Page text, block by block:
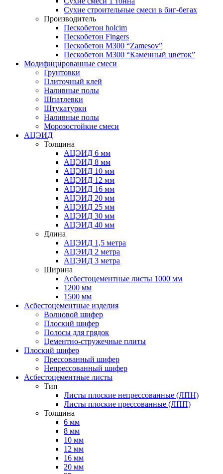
Сухие строительные смеси в биг-бегах
Производитель
Пескобетон holcim
Пескобетон Fingers
Пескобетон М300 “Zamesov”
Пескобетон М300 “Каменный цветок”
Модифицированные смеси
Грунтовки
Плиточный клей
Наливные полы
Шпатлевки
Штукатурки
Наливные полы
Морозостойкие смеси
АЦЭИД
Толщина
АЦЭИД 6 мм
АЦЭИД 8 мм
АЦЭИД 10 мм
АЦЭИД 12 мм
АЦЭИД 16 мм
АЦЭИД 20 мм
АЦЭИД 25 мм
АЦЭИД 30 мм
АЦЭИД 40 мм
Длина
АЦЭИД 1,5 метра
АЦЭИД 2 метра
АЦЭИД 3 метра
Ширина
Асбестоцементные листы 1000 мм
1200 мм
1500 мм
Асбестоцементные изделия
Волновой шифер
Плоский шифер
Полосы для грядок
Цементно-стружечные плиты
Плоский шифер
Прессованный шифер
Непрессованный шифер
Асбестоцементные листы
Тип
Листы плоские непрессованные (ЛПН)
Листы плоские прессованные (ЛПП)
Толщина
6 мм
8 мм
10 мм
12 мм
16 мм
20 мм